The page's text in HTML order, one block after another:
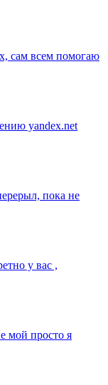
сам всем помогаю
yandex.net
пока не
у вас ,
мой просто я